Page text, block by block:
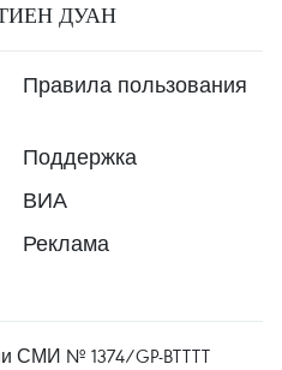
ТИЕН ДУАН
Правила пользования
Поддержка
ВИА
Реклама
СМИ № 1374/GP-BTTTT